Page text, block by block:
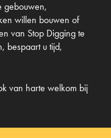
gebouwen,
willen bouwen of
van Stop Digging te
bespaart u tijd,
van harte welkom bij